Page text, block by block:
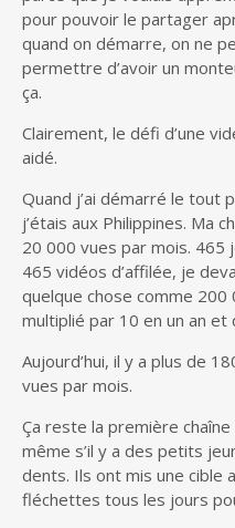
pour pouvoir le partager
quand on démarre, on ne
permettre d’avoir un
ça.
Clairement, le défi d’une
aidé.
Quand j’ai démarré le tout
j’étais aux Philippines. Ma
20 000 vues par mois. 465
465 vidéos d’affilée, je
quelque chose comme 200
multiplié par 10 en un an et
Aujourd’hui, il y a plus de
vues par mois.
Ça reste la première
même s’il y a des petits
dents. Ils ont mis une cible
fléchettes tous les jours